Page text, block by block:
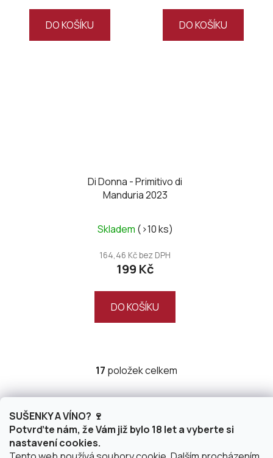
SUŠENKY A VÍNO? 🍷
Potvrďte nám, že Vám již bylo 18 let a vyberte si
nastavení cookies.
DO KOŠÍKU DO KOŠÍKU
Di Donna - Primitivo di
Manduria 2023
Skladem (>10 ks)
164,46 Kč bez DPH
199 Kč
DO KOŠÍKU
O
v
d
17 položek celkem
V každé sklence červeného vína
najdete plnost chutí a rozmanitostí
vůní